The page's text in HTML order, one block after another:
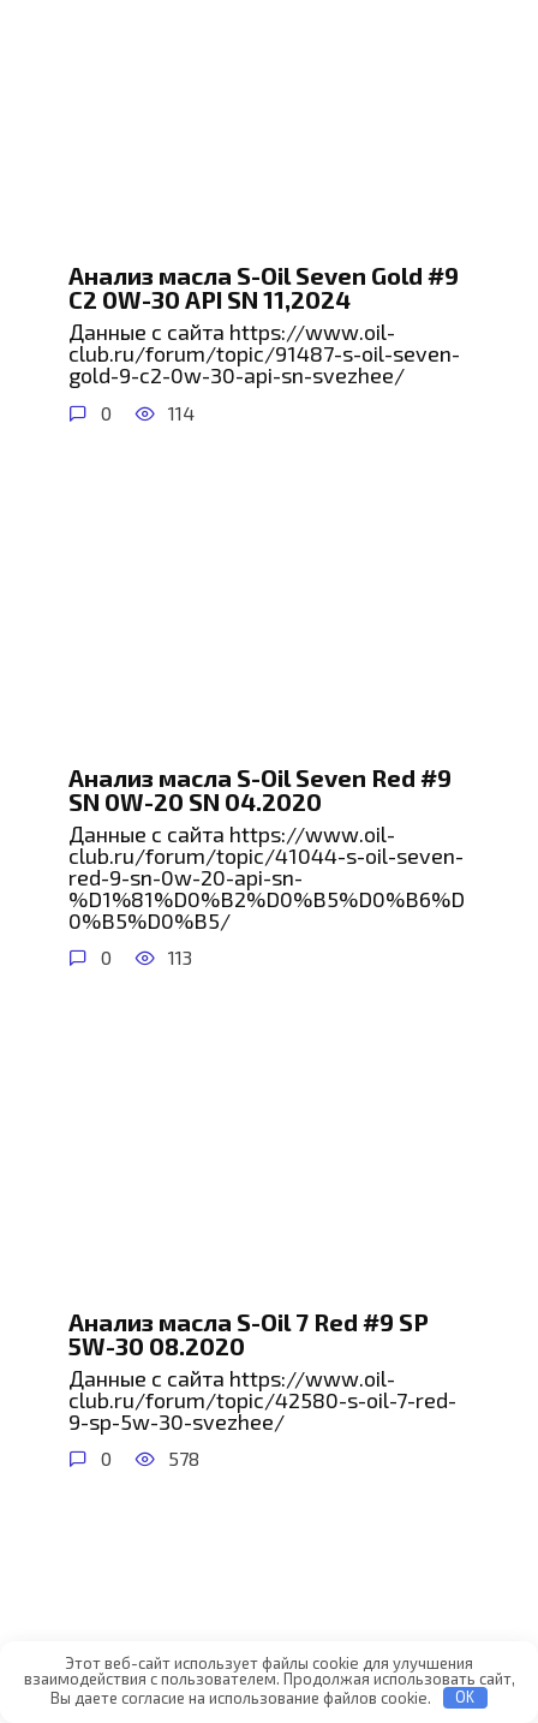
Анализ масла S-Oil Seven Gold #9
C2 0W-30 API SN 11,2024
Данные с сайта https://www.oil-
club.ru/forum/topic/91487-s-oil-seven-
gold-9-c2-0w-30-api-sn-svezhee/
0 114
Анализ масла S-Oil Seven Red #9
SN 0W-20 SN 04.2020
Данные с сайта https://www.oil-
club.ru/forum/topic/41044-s-oil-seven-
red-9-sn-0w-20-api-sn-
%D1%81%D0%B2%D0%B5%D0%B6%D
0%B5%D0%B5/
0 113
Анализ масла S-Oil 7 Red #9 SP
5W-30 08.2020
Данные с сайта https://www.oil-
club.ru/forum/topic/42580-s-oil-7-red-
9-sp-5w-30-svezhee/
0 578
Этот веб-сайт использует файлы cookie для улучшения
взаимодействия с пользователем. Продолжая использовать сайт,
Вы даете согласие на использование файлов cookie.
OK